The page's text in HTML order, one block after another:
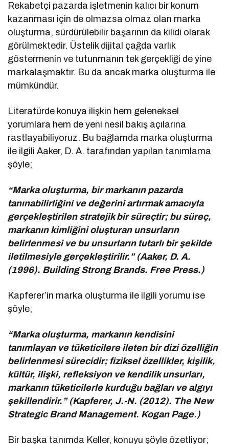
Rekabetçi pazarda işletmenin kalıcı bir konum
kazanması için de olmazsa olmaz olan marka
oluşturma, sürdürülebilir başarının da kilidi olarak
görülmektedir. Üstelik dijital çağda varlık
göstermenin ve tutunmanın tek gerçekliği de yine
markalaşmaktır. Bu da ancak marka oluşturma ile
mümkündür.
Literatürde konuya ilişkin hem geleneksel
yorumlara hem de yeni nesil bakış açılarına
rastlayabiliyoruz. Bu bağlamda marka oluşturma
ile ilgili Aaker, D. A. tarafından yapılan tanımlama
şöyle;
“Marka oluşturma, bir markanın pazarda
tanınabilirliğini ve değerini artırmak amacıyla
gerçekleştirilen stratejik bir süreçtir; bu süreç,
markanın kimliğini oluşturan unsurların
belirlenmesi ve bu unsurların tutarlı bir şekilde
iletilmesiyle gerçekleştirilir.” (Aaker, D. A.
(1996). Building Strong Brands. Free Press.)
Kapferer’in marka oluşturma ile ilgili yorumu ise
şöyle;
“Marka oluşturma, markanın kendisini
tanımlayan ve tüketicilere ileten bir dizi özelliğin
belirlenmesi sürecidir; fiziksel özellikler, kişilik,
kültür, ilişki, refleksiyon ve kendilik unsurları,
markanın tüketicilerle kurduğu bağları ve algıyı
şekillendirir.” (Kapferer, J.-N. (2012). The New
Strategic Brand Management. Kogan Page.)
Bir başka tanımda Keller, konuyu şöyle özetliyor;